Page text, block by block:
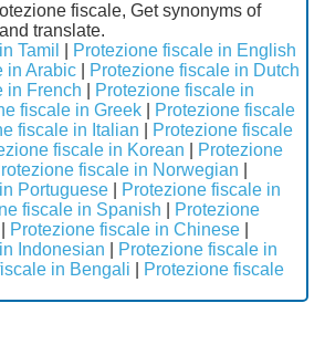
fiscale, Get synonyms of
translate.
Tamil
Protezione fiscale in English
in Arabic
Protezione fiscale in Dutch
in French
Protezione fiscale in
fiscale in Greek
Protezione fiscale
fiscale in Italian
Protezione fiscale
fiscale in Korean
Protezione
fiscale in Norwegian
Portuguese
Protezione fiscale in
fiscale in Spanish
Protezione
Protezione fiscale in Chinese
Indonesian
Protezione fiscale in
in Bengali
Protezione fiscale